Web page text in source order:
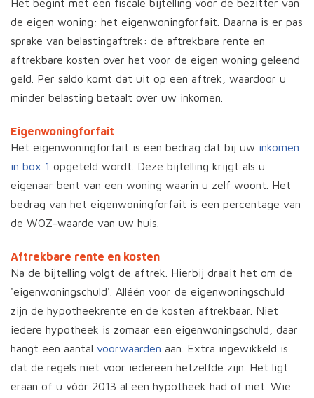
Het begint met een fiscale bijtelling voor de bezitter van
de eigen woning: het eigenwoningforfait. Daarna is er pas
sprake van belastingaftrek: de aftrekbare rente en
aftrekbare kosten over het voor de eigen woning geleend
geld. Per saldo komt dat uit op een aftrek, waardoor u
minder belasting betaalt over uw inkomen.
Eigenwoningforfait
Het eigenwoningforfait is een bedrag dat bij uw inkomen
in box 1 opgeteld wordt. Deze bijtelling krijgt als u
eigenaar bent van een woning waarin u zelf woont. Het
bedrag van het eigenwoningforfait is een percentage van
de WOZ-waarde van uw huis.
Aftrekbare rente en kosten
Na de bijtelling volgt de aftrek. Hierbij draait het om de
'eigenwoningschuld'. Alléén voor de eigenwoningschuld
zijn de hypotheekrente en de kosten aftrekbaar. Niet
iedere hypotheek is zomaar een eigenwoningschuld, daar
hangt een aantal voorwaarden aan. Extra ingewikkeld is
dat de regels niet voor iedereen hetzelfde zijn. Het ligt
eraan of u vóór 2013 al een hypotheek had of niet. Wie